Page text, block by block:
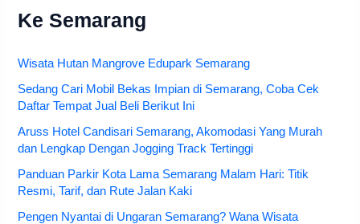
Ke Semarang
Wisata Hutan Mangrove Edupark Semarang
Sedang Cari Mobil Bekas Impian di Semarang, Coba Cek
Daftar Tempat Jual Beli Berikut Ini
Aruss Hotel Candisari Semarang, Akomodasi Yang Murah
dan Lengkap Dengan Jogging Track Tertinggi
Panduan Parkir Kota Lama Semarang Malam Hari: Titik
Resmi, Tarif, dan Rute Jalan Kaki
Pengen Nyantai di Ungaran Semarang? Wana Wisata